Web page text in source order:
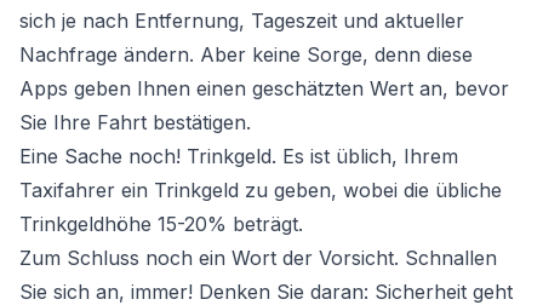
sich je nach Entfernung, Tageszeit und aktueller
Nachfrage ändern. Aber keine Sorge, denn diese
Apps geben Ihnen einen geschätzten Wert an, bevor
Sie Ihre Fahrt bestätigen.
Eine Sache noch! Trinkgeld. Es ist üblich, Ihrem
Taxifahrer ein Trinkgeld zu geben, wobei die übliche
Trinkgeldhöhe 15-20% beträgt.
Zum Schluss noch ein Wort der Vorsicht. Schnallen
Sie sich an, immer! Denken Sie daran: Sicherheit geht